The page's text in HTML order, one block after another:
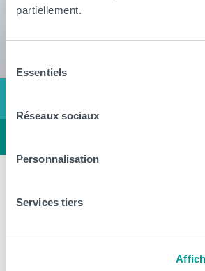
partiellement.
Essentiels
Réseaux sociaux
Personnalisation
Services tiers
laboratoire médical :